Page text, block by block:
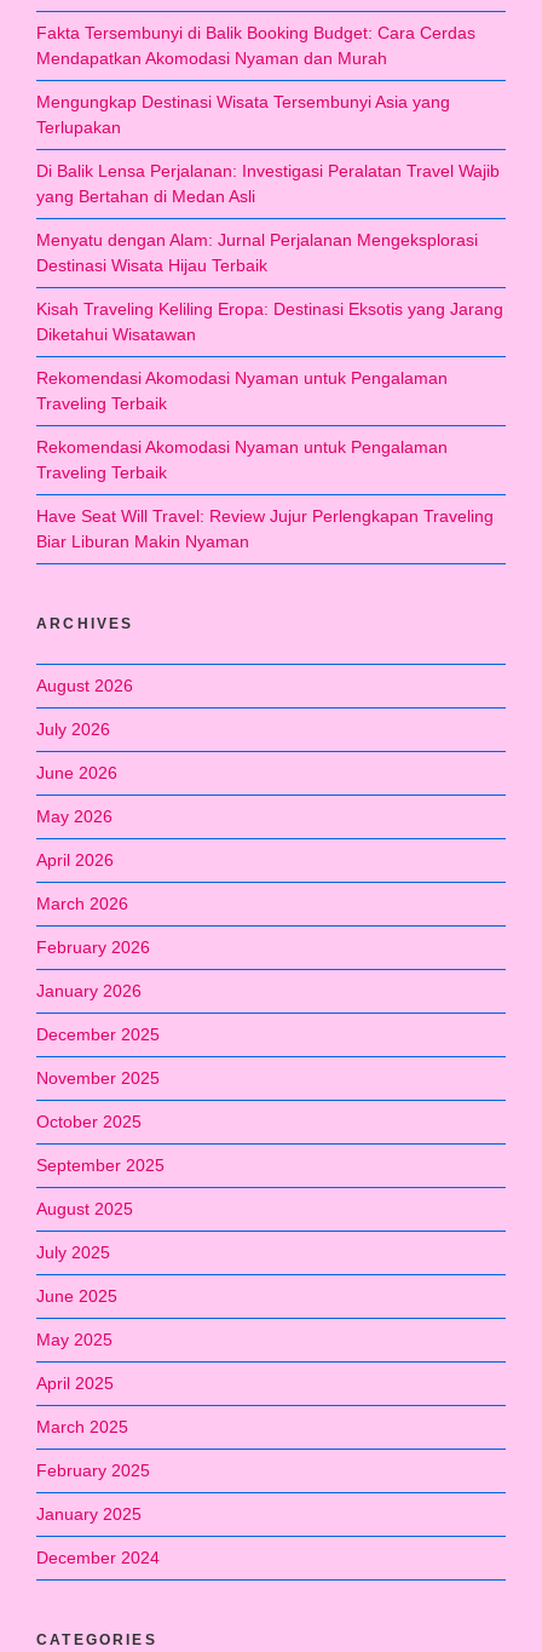
Fakta Tersembunyi di Balik Booking Budget: Cara Cerdas
Mendapatkan Akomodasi Nyaman dan Murah
Mengungkap Destinasi Wisata Tersembunyi Asia yang
Terlupakan
Di Balik Lensa Perjalanan: Investigasi Peralatan Travel Wajib
yang Bertahan di Medan Asli
Menyatu dengan Alam: Jurnal Perjalanan Mengeksplorasi
Destinasi Wisata Hijau Terbaik
Kisah Traveling Keliling Eropa: Destinasi Eksotis yang Jarang
Diketahui Wisatawan
Rekomendasi Akomodasi Nyaman untuk Pengalaman
Traveling Terbaik
Rekomendasi Akomodasi Nyaman untuk Pengalaman
Traveling Terbaik
Have Seat Will Travel: Review Jujur Perlengkapan Traveling
Biar Liburan Makin Nyaman
ARCHIVES
August 2026
July 2026
June 2026
May 2026
April 2026
March 2026
February 2026
January 2026
December 2025
November 2025
October 2025
September 2025
August 2025
July 2025
June 2025
May 2025
April 2025
March 2025
February 2025
January 2025
December 2024
CATEGORIES